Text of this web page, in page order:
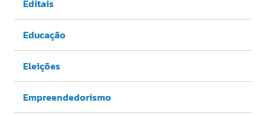
Editais
Educação
Eleições
Empreendedorismo